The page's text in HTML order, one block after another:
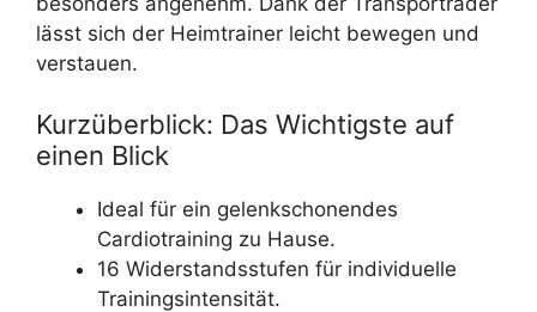
lässt sich der Heimtrainer leicht bewegen und
verstauen.
Kurzüberblick: Das Wichtigste auf
einen Blick
Ideal für ein gelenkschonendes
Cardiotraining zu Hause.
16 Widerstandsstufen für individuelle
Trainingsintensität.